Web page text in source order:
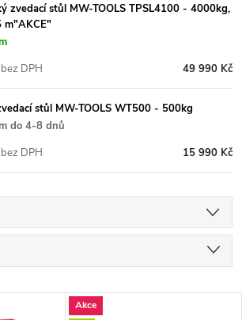
zvedací stůl MW-TOOLS TPSL4100 - 4000kg,
m"AKCE"
49 990 Kč
DPH
stůl MW-TOOLS WT500 - 500kg
do 4-8 dnů
15 990 Kč
DPH
Akce